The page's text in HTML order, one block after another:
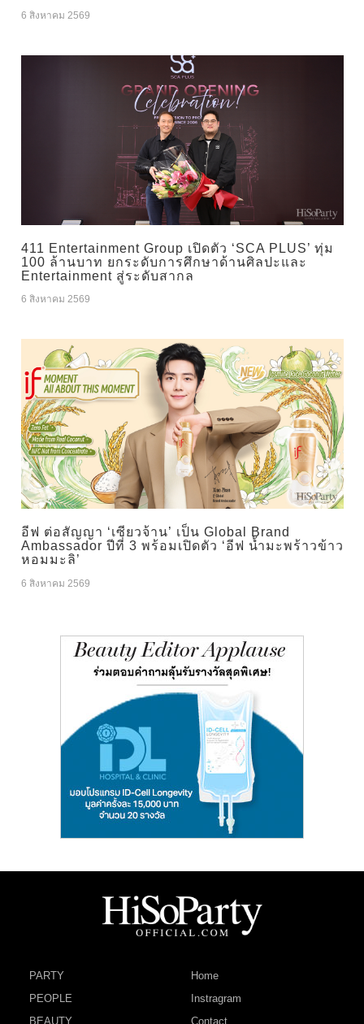
6 สิงหาคม 2569
411 Entertainment Group เปิดตัว ‘SCA PLUS’ ทุ่ม
100 ล้านบาท ยกระดับการศึกษาด้านศิลปะและ
Entertainment สู่ระดับสากล
6 สิงหาคม 2569
อีฟ ต่อสัญญา ‘เซียวจ้าน’ เป็น Global Brand
Ambassador ปีที่ 3 พร้อมเปิดตัว ‘อีฟ น้ำมะพร้าวข้าว
หอมมะลิ’
6 สิงหาคม 2569
PARTY
PEOPLE
BEAUTY
Home
Instragram
Contact